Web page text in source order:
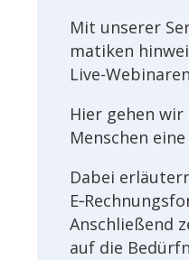
Mit unse­rer
ma­ti­ken
Live-
Hier gehen wir
Menschen
Dabei
Anschlie­ßend
auf die